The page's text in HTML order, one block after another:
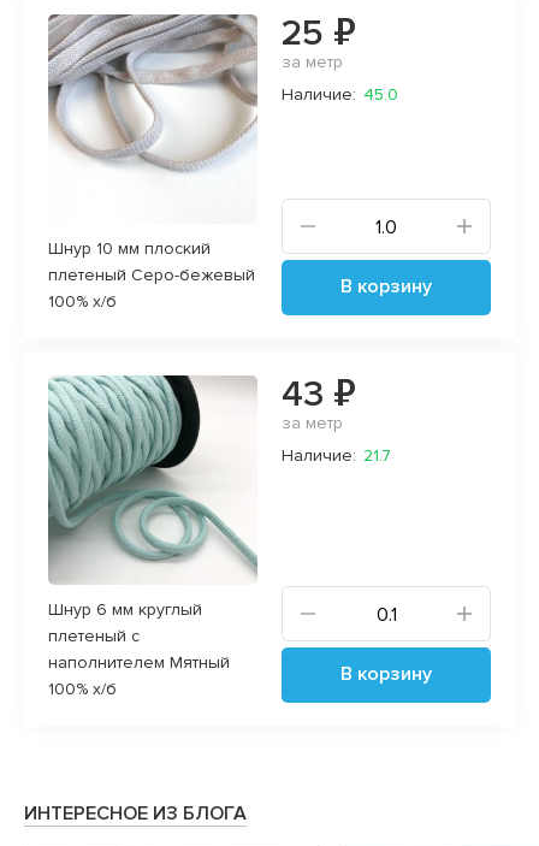
Шнур 10 мм плоский
плетеный Серо-бежевый
100% х/б
25 ₽
за метр
Наличие: 45.0
В корзину
Шнур 6 мм круглый
плетеный с
наполнителем Мятный
100% х/б
43 ₽
за метр
Наличие: 21.7
В корзину
ИНТЕРЕСНОЕ ИЗ БЛОГА